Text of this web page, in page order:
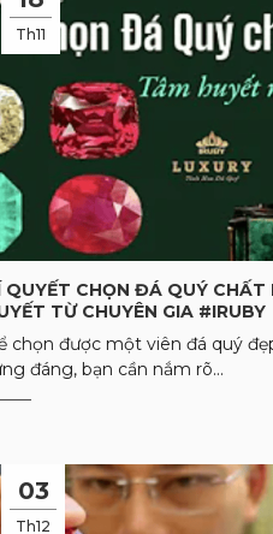
Th11
QUYẾT CHỌN ĐÁ QUÝ CHẤT
TỪ CHUYÊN GIA #IRUBY
chọn được một viên đá quý
đáng, bạn cần nắm rõ...
03
Th12